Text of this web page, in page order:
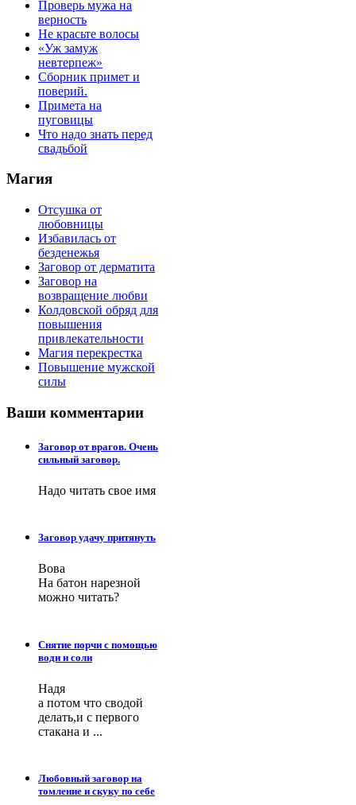
Проверь мужа на
верность
Не красьте волосы
«Уж замуж
невтерпеж»
Сборник примет и
поверий.
Примета на
пуговицы
Что надо знать перед
свадьбой
Магия
Отсушка от
любовницы
Избавилась от
безденежья
Заговор от дерматита
Заговор на
возвращение любви
Колдовской обряд для
повышения
привлекательности
Магия перекрестка
Повышение мужской
силы
Ваши комментарии
Заговор от врагов. Очень
сильный заговор.
Надо читать свое имя
Заговор удачу притянуть
Вова
На батон нарезной
можно читать?
Снятие порчи с помощью
води и соли
Надя
а потом что сводой
делать,и с первого
стакана и ...
Любовный заговор на
томление и скуку по себе